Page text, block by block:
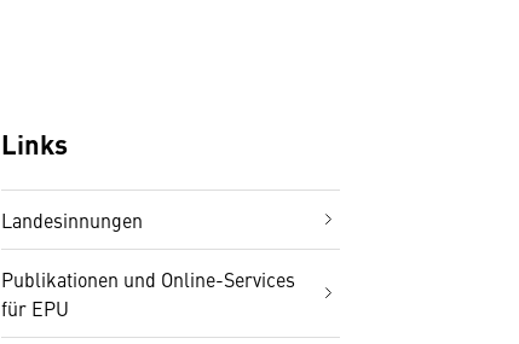
Links
Landesinnungen
Publikationen und Online-Services
für EPU